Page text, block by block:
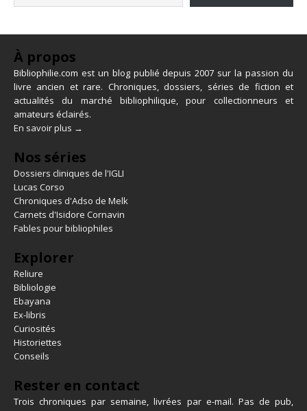
À propos
Bibliophilie.com est un blog publié depuis 2007 sur la passion du
livre ancien et rare. Chroniques, dossiers, séries de fiction et
actualités du marché bibliophilique, pour collectionneurs et
amateurs éclairés.
En savoir plus →
Nos séries
Dossiers cliniques de l'IGLI
Lucas Corso
Chroniques d'Adso de Melk
Carnets d'Isidore Cornavin
Fables pour bibliophiles
Explorer
Reliure
Bibliologie
Ebayana
Ex-libris
Curiosités
Historiettes
Conseils
Rester en contact
Trois chroniques par semaine, livrées par e-mail. Pas de pub,